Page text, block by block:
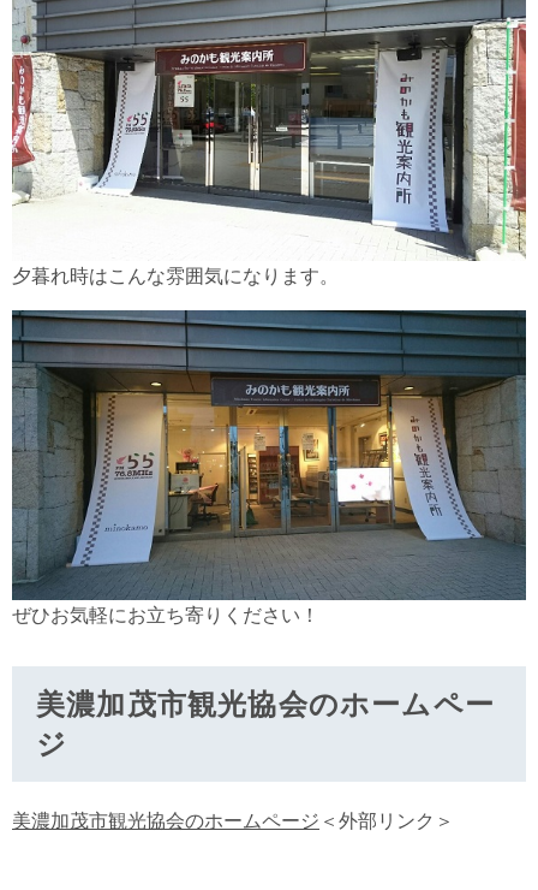
夕暮れ時はこんな雰囲気になります。
ぜひお気軽にお立ち寄りください！
美濃加茂市観光協会のホームペー
ジ
美濃加茂市観光協会のホームページ ＜外部リンク＞